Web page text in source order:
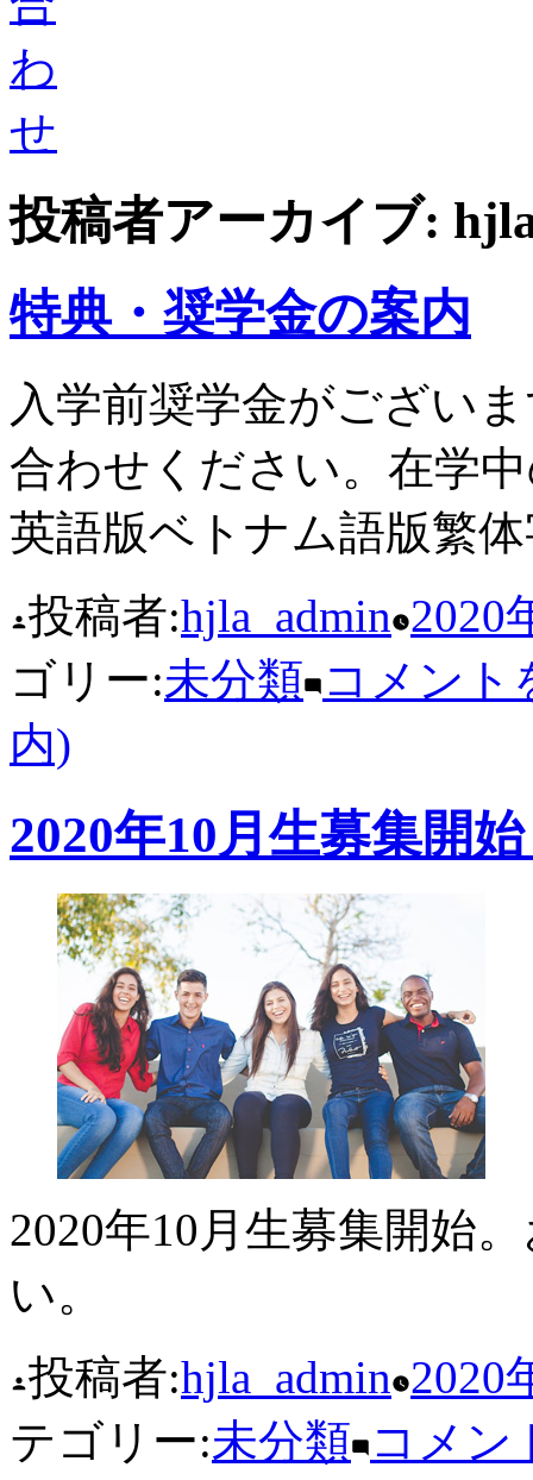
わ
せ
投稿者アーカイブ:
特典・奨学金の案内
入学前奨学金がござい
合わせください。在学
英語版ベトナム語版繁
投稿者:hjla_admin 2020
ゴリー:未分類 コメント
内)
2020年10月生募集開
2020年10月生募集開始
い。
投稿者:hjla_admin 2020
テゴリー:未分類 コメン